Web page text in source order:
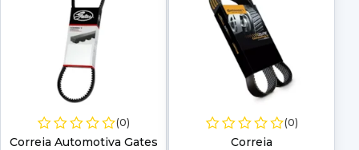
(0)
Correia Automotiva Gates
(0)
Correia